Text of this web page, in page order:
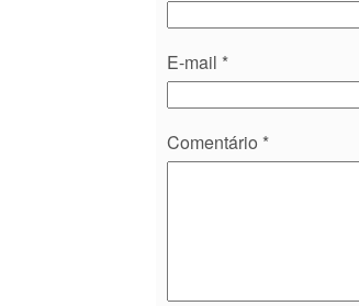
E-mail *
Comentário *